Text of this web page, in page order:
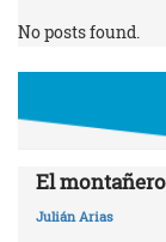
No posts found.
El
Julián Arias